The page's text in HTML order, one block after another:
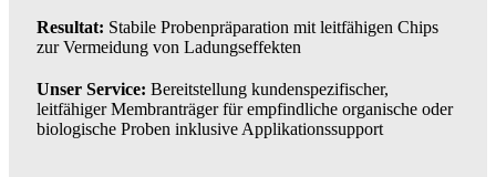
Resultat: Stabile Probenpräparation mit leitfähigen Chips
zur Vermeidung von Ladungseffekten
Unser Service: Bereitstellung kundenspezifischer,
leitfähiger Membranträger für empfindliche organische oder
biologische Proben inklusive Applikationssupport